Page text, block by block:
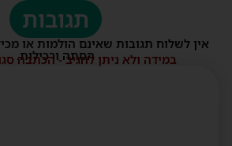
תגובות
אין לשלוח תגובות שאינם הולמות או
הסתה ורכילות.
במידה ולא ניתן להגיב - הכתבה